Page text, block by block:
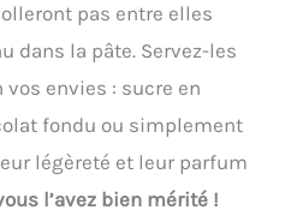
pas entre elles
dans la pâte. Servez-les
envies : sucre en
fondu ou simplement
légèreté et leur parfum
l’avez bien mérité !